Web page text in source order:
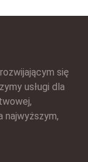
się
usługi dla
najwyższym,